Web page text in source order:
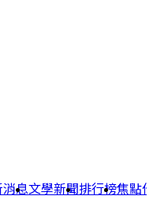
消息文學新聞排行榜焦點